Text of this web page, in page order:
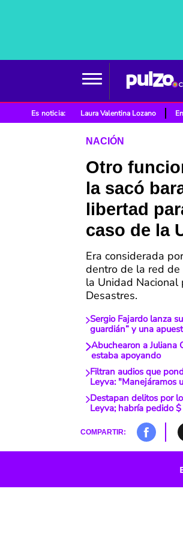
Es noticia: Laura Valentina Lozano
NACIÓN
Otro
la sacó
libertad
caso de la
Era considerada
dentro de la red de
la Unidad Nacional
Desastres.
Sergio Fajardo lanza
guardián” y una
Abuchearon a Juliana
estaba apoyando
Filtran audios que
Leyva: "Manejáramos
Destapan delitos por
Leyva; habría pedido
COMPARTIR: